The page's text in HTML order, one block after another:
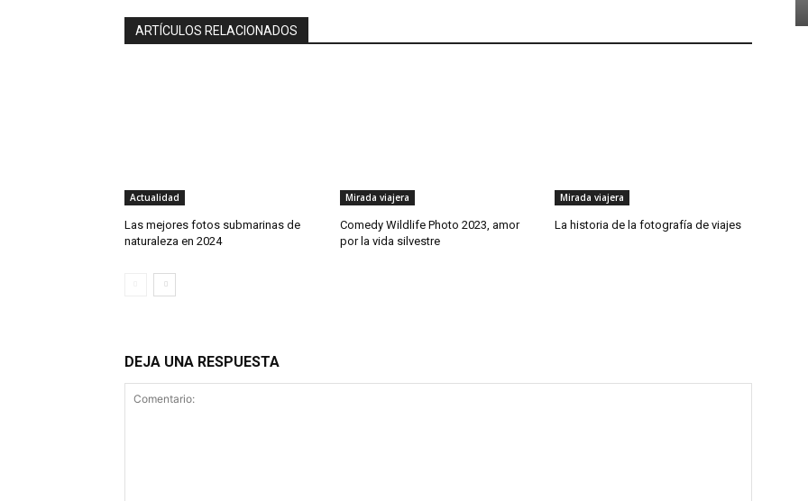
ARTÍCULOS RELACIONADOS
Actualidad
Las mejores fotos submarinas de
naturaleza en 2024
Mirada viajera
Comedy Wildlife Photo 2023, amor
por la vida silvestre
Mirada viajera
La historia de la fotografía de viajes
DEJA UNA RESPUESTA